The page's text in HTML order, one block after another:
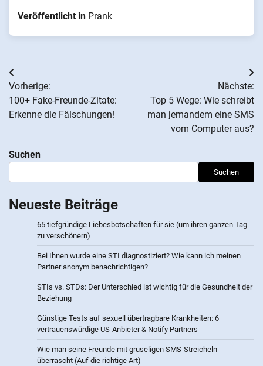
Veröffentlicht in Prank
Beitrags-
Navigation
Vorherige:
100+ Fake-Freunde-Zitate:
Erkenne die Fälschungen!
Nächste:
Top 5 Wege: Wie schreibt
man jemandem eine SMS
vom Computer aus?
Suchen
Suchen
Neueste Beiträge
65 tiefgründige Liebesbotschaften für sie (um ihren ganzen Tag
zu verschönern)
Bei Ihnen wurde eine STI diagnostiziert? Wie kann ich meinen
Partner anonym benachrichtigen?
STIs vs. STDs: Der Unterschied ist wichtig für die Gesundheit der
Beziehung
Günstige Tests auf sexuell übertragbare Krankheiten: 6
vertrauenswürdige US-Anbieter & Notify Partners
Wie man seine Freunde mit gruseligen SMS-Streicheln
überrascht (Auf die richtige Art)